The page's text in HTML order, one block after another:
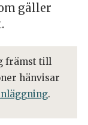
gäller
främst till
hänvisar
.